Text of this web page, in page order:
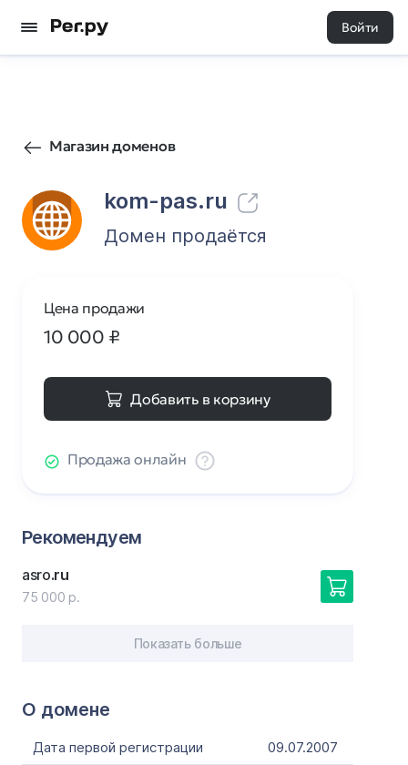
Войти
Магазин доменов
kom-pas.ru
5 0
Домен продаётся
О домене
Дата первой регистрации
09.07.2007
Цена продажи
10 000 ₽
Добавить в корзину
Продажа онлайн
Рекомендуем
asro.ru
75 000 р.
Показать больше